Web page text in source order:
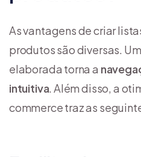
As vantagens de criar
produtos são diversas.
elaborada torna a
intuitiva. Além disso, a
commerce traz as